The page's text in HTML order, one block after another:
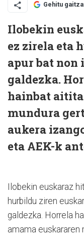
Gehitu
Ilobekin
ez zirela eta
apur bat non
galdezka.
hainbat aitita
mundura
aukera
eta AEK-k
Ilobekin euskaraz
hurbildu ziren
galdezka. Horrela
amama euskararen